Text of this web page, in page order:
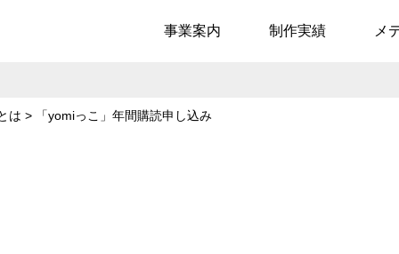
事業案内 制作実績 メ
は > 「yomiっこ」年間購読申し込み